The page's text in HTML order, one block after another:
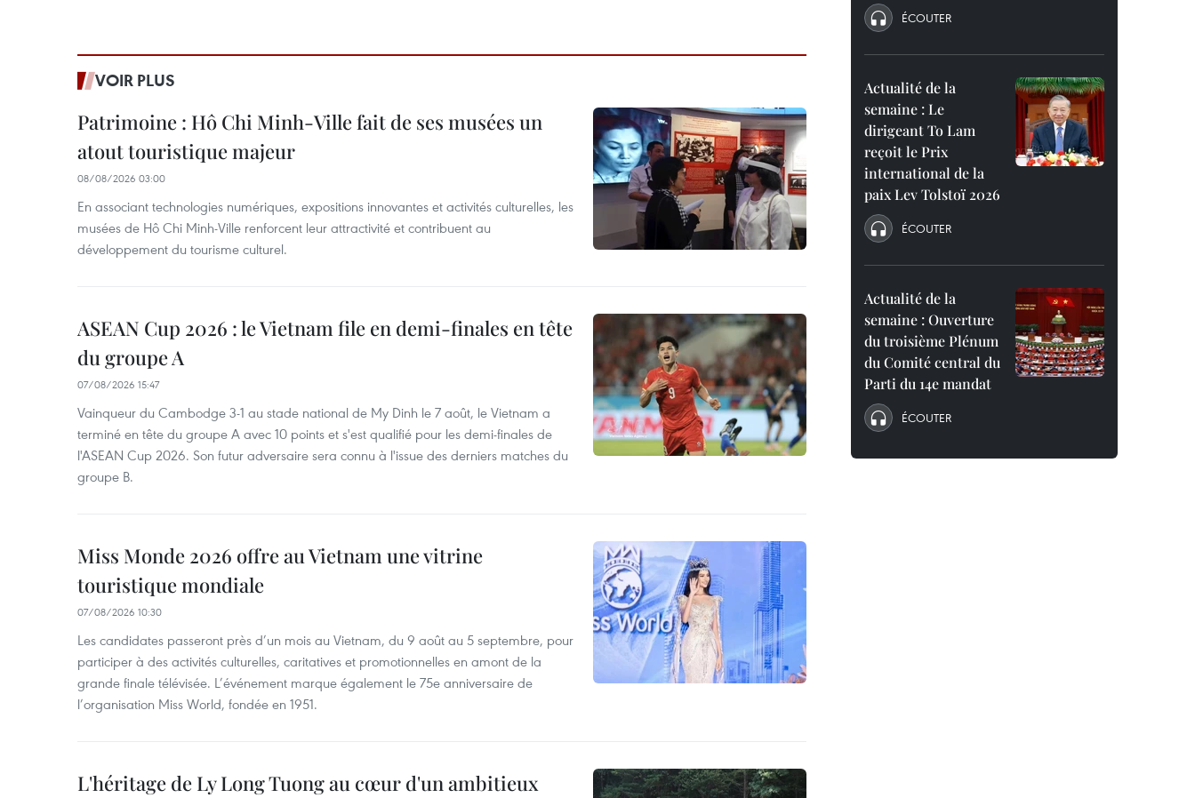
VOIR PLUS
Patrimoine : Hô Chi Minh-Ville fait de ses musées un
atout touristique majeur
08/08/2026 03:00
En associant technologies numériques, expositions innovantes et activités culturelles, les
musées de Hô Chi Minh-Ville renforcent leur attractivité et contribuent au
développement du tourisme culturel.
ASEAN Cup 2026 : le Vietnam file en demi-finales en tête
du groupe A
07/08/2026 15:47
Vainqueur du Cambodge 3-1 au stade national de My Dinh le 7 août, le Vietnam a
terminé en tête du groupe A avec 10 points et s'est qualifié pour les demi-finales de
l'ASEAN Cup 2026. Son futur adversaire sera connu à l'issue des derniers matches du
groupe B.
Miss Monde 2026 offre au Vietnam une vitrine
touristique mondiale
07/08/2026 10:30
Les candidates passeront près d’un mois au Vietnam, du 9 août au 5 septembre, pour
participer à des activités culturelles, caritatives et promotionnelles en amont de la
grande finale télévisée. L’événement marque également le 75e anniversaire de
l’organisation Miss World, fondée en 1951.
L'héritage de Ly Long Tuong au cœur d'un ambitieux
ÉCOUTER
Actualité de la
semaine : Le
dirigeant To Lam
reçoit le Prix
international de la
paix Lev Tolstoï 2026
ÉCOUTER
Actualité de la
semaine : Ouverture
du troisième Plénum
du Comité central du
Parti du 14e mandat
ÉCOUTER